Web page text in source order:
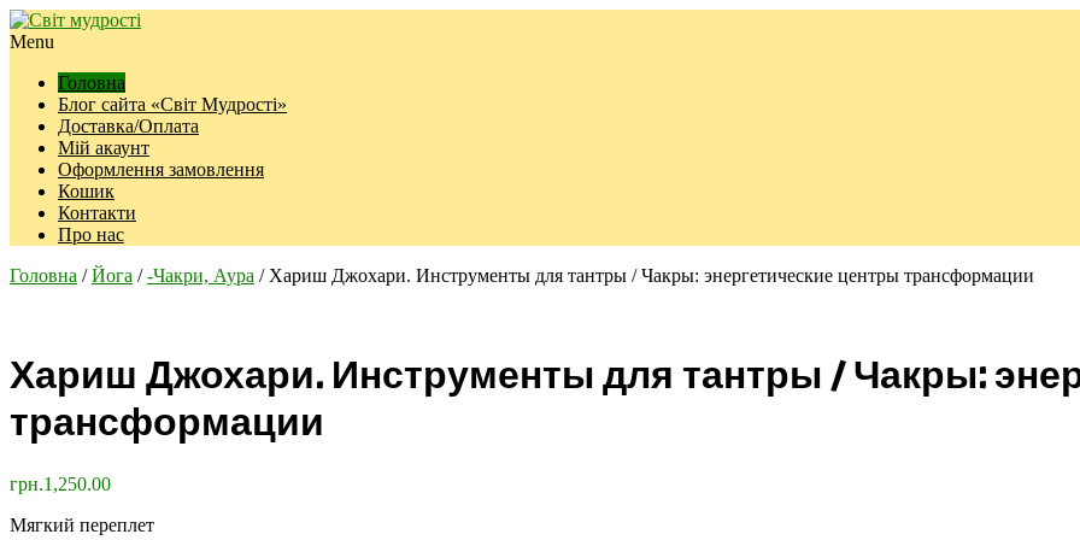
Menu
Головна
Блог сайта «Світ Мудрості»
Доставка/Оплата
Мій акаунт
Оформлення замовлення
Кошик
Контакти
Про нас
Головна /Йога /-Чакри, Аура / Хариш Джохари. Инструменты для тантры / Чакры: энергетические центры трансформации
Хариш Джохари. Инструменты для тантры / Чакры:
трансформации
грн.1,250.00
Мягкий переплет